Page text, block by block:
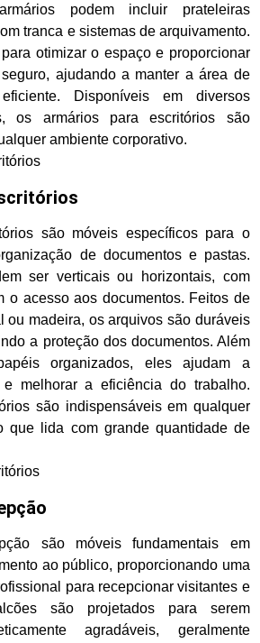
podem incluir prateleiras
tranca e sistemas de arquivamento.
otimizar o espaço e proporcionar
ajudando a manter a área de
Disponíveis em diversos
os armários para escritórios são
ambiente corporativo.
são móveis específicos para o
de documentos e pastas.
ser verticais ou horizontais, com
o acesso aos documentos. Feitos de
ou madeira, os arquivos são duráveis
a proteção dos documentos. Além
organizados, eles ajudam a
e melhorar a eficiência do trabalho.
são indispensáveis em qualquer
que lida com grande quantidade de
são móveis fundamentais em
ao público, proporcionando uma
para recepcionar visitantes e
são projetados para serem
agradáveis, geralmente